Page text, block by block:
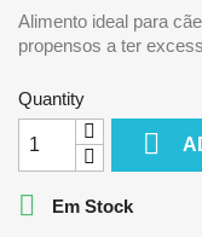
Alimento ideal para
propensos a ter
Quantity

 Em Stock